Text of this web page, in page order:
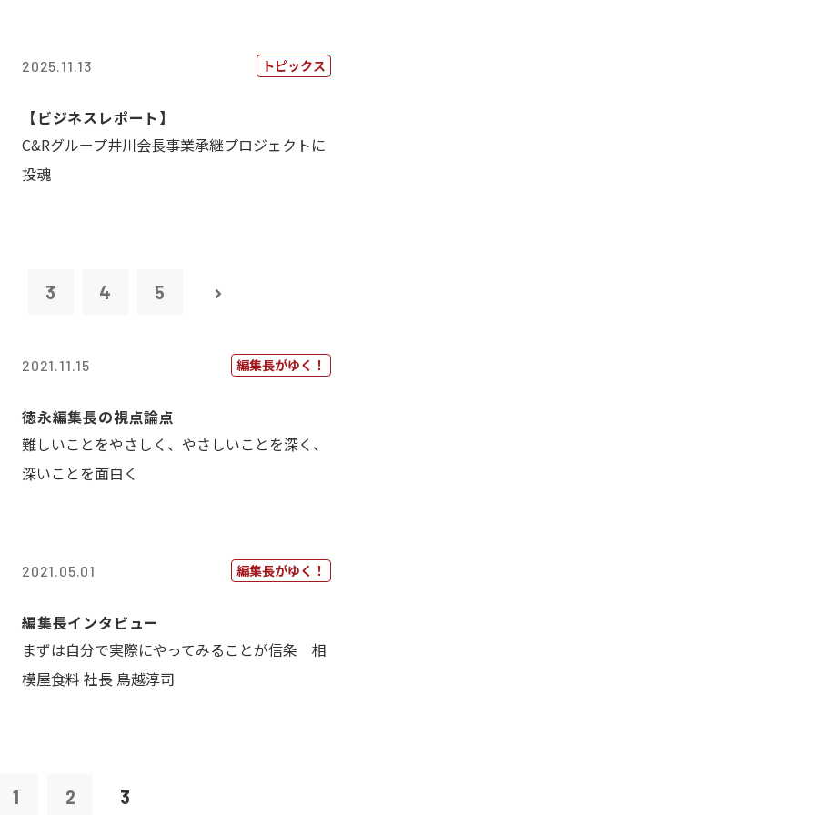
2025.11.13 トピックス
【ビジネスレポート】
C&Rグループ井川会長事業承継プロジェクトに
投魂
3 4 5
2021.11.15 編集長がゆく！
徳永編集長の視点論点
難しいことをやさしく、やさしいことを深く、
深いことを面白く
2021.05.01 編集長がゆく！
編集長インタビュー
まずは自分で実際にやってみることが信条 相
模屋食料 社長 鳥越淳司
1 2 3